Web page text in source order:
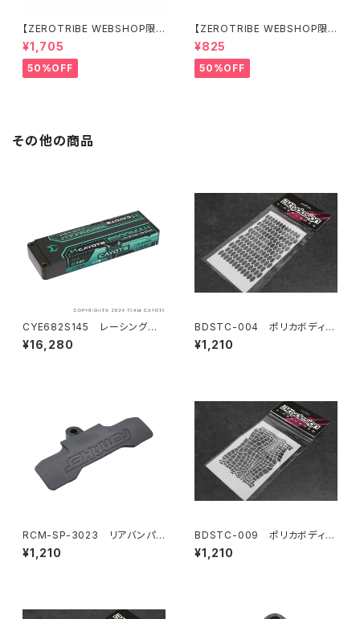
【ZEROTRIBE WEBSHOP限
定価格】RCM-BD11-TSE カ
ーボンツィーク スティックエンド
プレートセット YOKOMO BD11
用
¥1,705
50%OFF
【ZEROTRIBE WEBSHOP限
定価格】RCM-HRP-ZX-BD10
LCE Horizontalリアポストボ
ディマウンティングエクステンシ
ョンプレート Yokomo BD10L
¥825
50%OFF
その他の商品
CYE682S145 レーシングリ
ポバッテリー 6800mAh ,145C
,2S1P ,7.6V ,51.68Wh
¥16,280
BDSTC-004 ポリカボディ塗
装用ステンシル 【Honeycom
b V3】
¥1,210
RCM-SP-3023 リアバンパ
ー
¥1,210
BDSTC-009 ポリカボディ塗
装用ステンシル 【Snake】
¥1,210